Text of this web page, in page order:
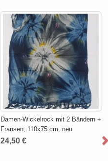
Damen-Wickelrock mit 2 Bändern +
Fransen, 110x75 cm, neu
24,50 €